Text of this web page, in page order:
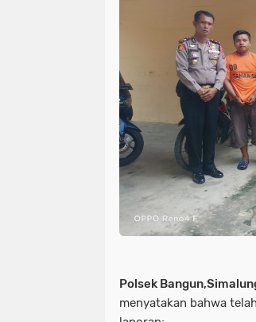
Polsek
menyatakan bahwa